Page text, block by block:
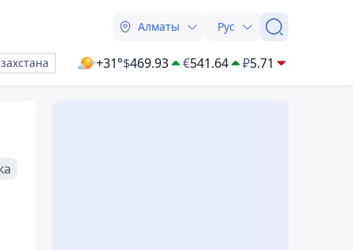
Алматы Рус
+31°$469.93 €541.64 ₽5.71